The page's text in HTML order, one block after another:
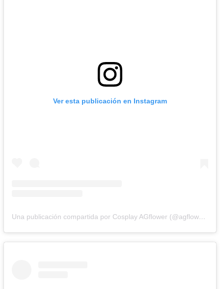
Ver esta publicación en Instagram
Una publicación compartida por Cosplay AGflower (@agflower_shu)